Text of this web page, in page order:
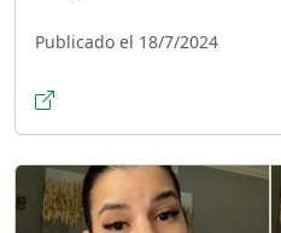
Publicado el 18/7/2024